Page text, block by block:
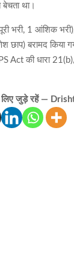
था।
भरी, 1 आंशिक
छाप) बरामद किया
की धारा
लिए जुड़े रहें —